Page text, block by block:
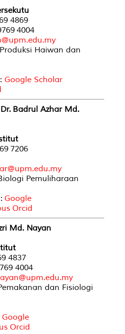
4869
4004
Haiwan dan
Google Scholar
Badrul Azhar Md.
7206
Pemuliharaan
Google
Orcid
Md. Nayan
4837
4004
dan Fisiologi
Google
Orcid